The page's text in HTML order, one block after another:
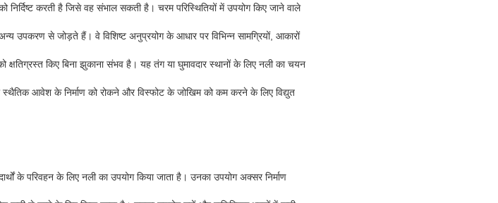
निर्दिष्ट करती है जिसे वह संभाल सकती है। चरम परिस्थितियों में उपयोग किए जाने वाले
से जोड़ते हैं। वे विशिष्ट अनुप्रयोग के आधार पर विभिन्न सामग्रियों, आकारों
किए बिना झुकाना संभव है। यह तंग या घुमावदार स्थानों के लिए नली का चयन
आवेश के निर्माण को रोकने और विस्फोट के जोखिम को कम करने के लिए विद्युत
के परिवहन के लिए नली का उपयोग किया जाता है। उनका उपयोग अक्सर निर्माण